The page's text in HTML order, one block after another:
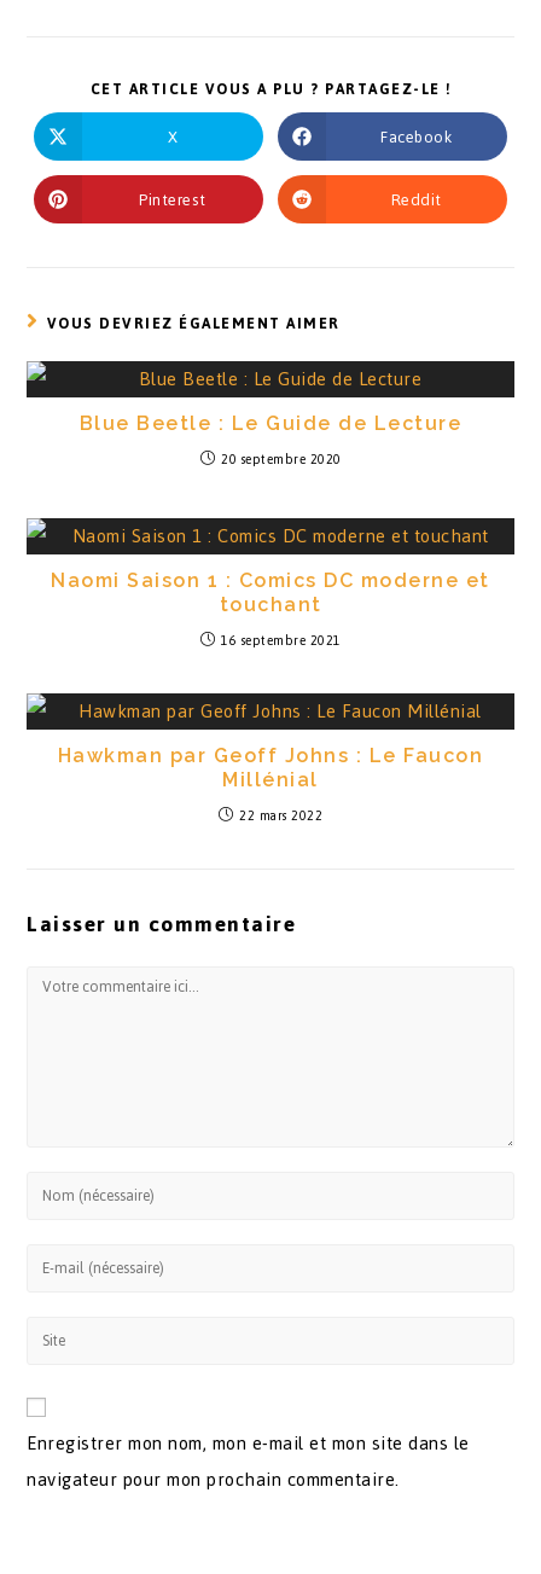
CET ARTICLE VOUS A PLU ? PARTAGEZ-LE !
X Facebook
Pinterest Reddit
VOUS DEVRIEZ ÉGALEMENT AIMER
Blue Beetle : Le Guide de Lecture
20 septembre 2020
Naomi Saison 1 : Comics DC moderne et
touchant
16 septembre 2021
Hawkman par Geoff Johns : Le Faucon
Millénial
22 mars 2022
Laisser un commentaire
Enregistrer mon nom, mon e-mail et mon site dans le
navigateur pour mon prochain commentaire.